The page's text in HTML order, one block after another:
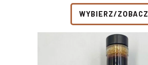
WYBIERZ/ZOBACZ